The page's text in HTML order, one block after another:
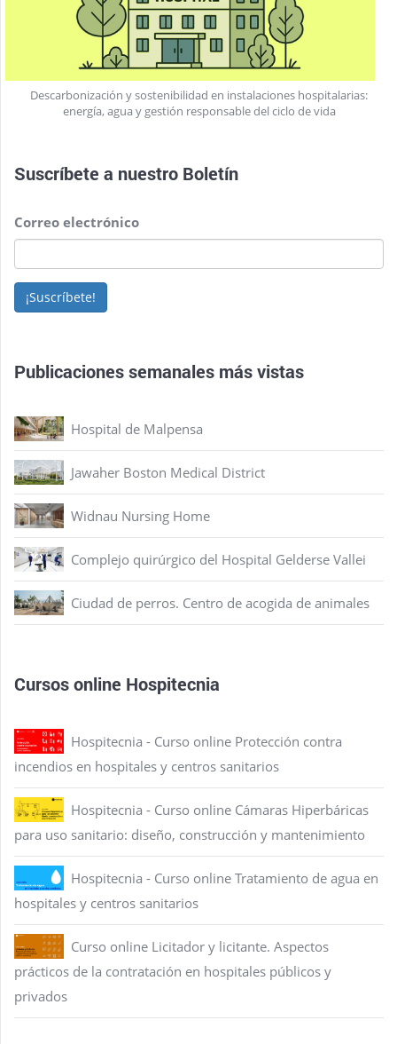
Descarbonización y sostenibilidad en instalaciones hospitalarias:
energía, agua y gestión responsable del ciclo de vida
Suscríbete a nuestro Boletín
Correo electrónico
¡Suscríbete!
Publicaciones semanales más vistas
Hospital de Malpensa
Jawaher Boston Medical District
Widnau Nursing Home
Complejo quirúrgico del Hospital Gelderse Vallei
Ciudad de perros. Centro de acogida de animales
Cursos online Hospitecnia
Hospitecnia - Curso online Protección contra
incendios en hospitales y centros sanitarios
Hospitecnia - Curso online Cámaras Hiperbáricas
para uso sanitario: diseño, construcción y mantenimiento
Hospitecnia - Curso online Tratamiento de agua en
hospitales y centros sanitarios
Curso online Licitador y licitante. Aspectos
prácticos de la contratación en hospitales públicos y
privados